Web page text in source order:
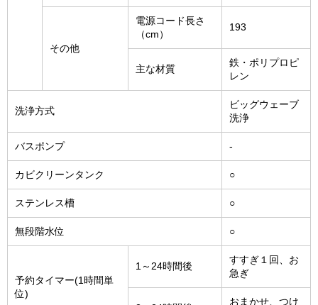
その他
電源コード長さ
（cm）
193
主な材質
鉄・ポリプロピ
レン
洗浄方式
ビッグウェーブ
洗浄
バスポンプ -
カビクリーンタンク ○
ステンレス槽 ○
無段階水位 ○
予約タイマー(1時間単
位)
1～24時間後
すすぎ１回、お
急ぎ
おまかせ、つけ